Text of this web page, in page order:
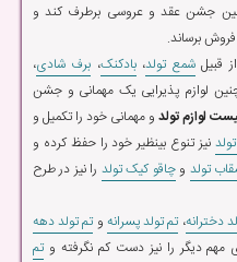
جشن عقد و عروسی برطرف کند و
برساند.
قبیلشمع تولد،بادکنک، برف شادی،
لوازم پذیرایی یک مهمانی و جشن
لوازم تولد و مهمانی خود را تکمیل و
نیز تنوع بینظیر خود را حفظ کرده و
تولد وچاقو کیک تولد را نیز در طرح
دخترانه،تم تولد پسرانه وتم تولد دهه
مهم دیگر را نیز دست کم نگرفته وتم